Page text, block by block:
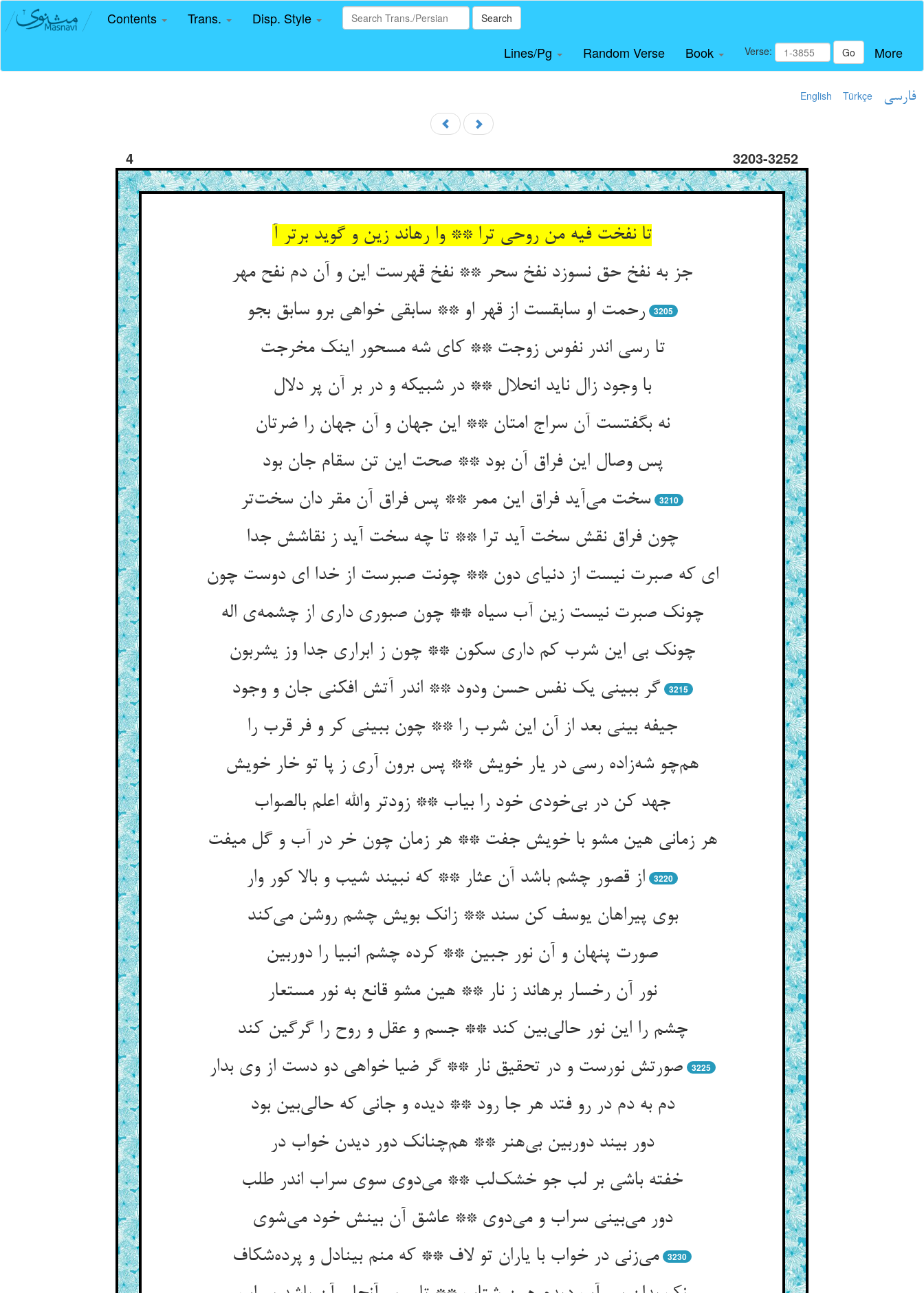
Contents Trans. Disp. Style Search
Lines/Pg Random Verse Book Verse: Go More
English Türkçe فارسی
4 3203-3252
تا نفخت فیه من روحی ترا ** وا رهاند زین و گوید برتر آ
جز به نفخ حق نسوزد نفخ سحر ** نفخ قهرست این و آن دم نفح مهر
رحمت او سابقست از قهر او ** سابقی خواهی برو سابق بجو
3205
تا رسی اندر نفوس زوجت ** کای شه مسحور اینک مخرجت
با وجود زال ناید انحلال ** در شبیکه و در بر آن پر دلال
نه بگفتست آن سراج امتان ** این جهان و آن جهان را ضرتان
پس وصال این فراق آن بود ** صحت این تن سقام جان بود
سخت می‌آید فراق این ممر ** پس فراق آن مقر دان سخت‌تر
3210
چون فراق نقش سخت آید ترا ** تا چه سخت آید ز نقاشش جدا
ای که صبرت نیست از دنیای دون ** چونت صبرست از خدا ای دوست چون
چونک صبرت نیست زین آب سیاه ** چون صبوری داری از چشمه‌ی اله
چونک بی این شرب کم داری سکون ** چون ز ابراری جدا وز یشربون
گر ببینی یک نفس حسن ودود ** اندر آتش افکنی جان و وجود
3215
جیفه بینی بعد از آن این شرب را ** چون ببینی کر و فر قرب را
هم‌چو شه‌زاده رسی در یار خویش ** پس برون آری ز پا تو خار خویش
جهد کن در بی‌خودی خود را بیاب ** زودتر والله اعلم بالصواب
هر زمانی هین مشو با خویش جفت ** هر زمان چون خر در آب و گل میفت
از قصور چشم باشد آن عثار ** که نبیند شیب و بالا کور وار
3220
بوی پیراهان یوسف کن سند ** زانک بویش چشم روشن می‌کند
صورت پنهان و آن نور جبین ** کرده چشم انبیا را دوربین
نور آن رخسار برهاند ز نار ** هین مشو قانع به نور مستعار
چشم را این نور حالی‌بین کند ** جسم و عقل و روح را گرگین کند
صورتش نورست و در تحقیق نار ** گر ضیا خواهی دو دست از وی بدار
3225
دم به دم در رو فتد هر جا رود ** دیده و جانی که حالی‌بین بود
دور بیند دوربین بی‌هنر ** هم‌چنانک دور دیدن خواب در
خفته باشی بر لب جو خشک‌لب ** می‌دوی سوی سراب اندر طلب
دور می‌بینی سراب و می‌دوی ** عاشق آن بینش خود می‌شوی
می‌زنی در خواب با یاران تو لاف ** که منم بینادل و پرده‌شکاف
3230